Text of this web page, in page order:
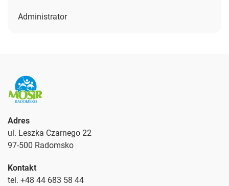
Administrator
Adres
ul. Leszka Czarnego 22
97-500 Radomsko
Kontakt
tel. +48 44 683 58 44